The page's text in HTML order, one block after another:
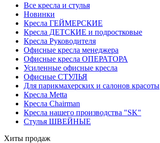
Все кресла и стулья
Новинки
Кресла ГЕЙМЕРСКИЕ
Кресла ДЕТСКИЕ и подростковые
Кресла Руководителя
Офисные кресла менеджера
Офисные кресла ОПЕРАТОРА
Усиленные офисные кресла
Офисные СТУЛЬЯ
Для парикмахерских и салонов красоты
Кресла Metta
Кресла Chairman
Кресла нашего производства "SK"
Стулья ШВЕЙНЫЕ
Хиты продаж